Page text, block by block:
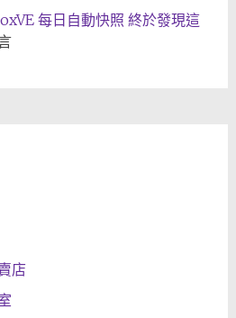
每日自動快照 終於發現這
店